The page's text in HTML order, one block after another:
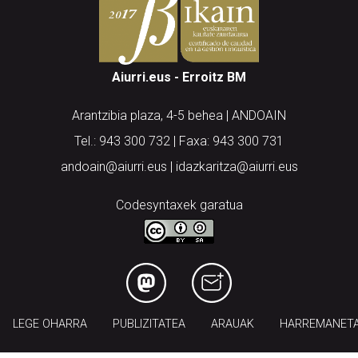
Aiurri.eus - Erroitz BM
Arantzibia plaza, 4-5 behea | ANDOAIN
Tel.: 943 300 732 | Faxa: 943 300 731
andoain@aiurri.eus | idazkaritza@aiurri.eus
Codesyntaxek garatua
LEGE OHARRA PUBLIZITATEA ARAUAK